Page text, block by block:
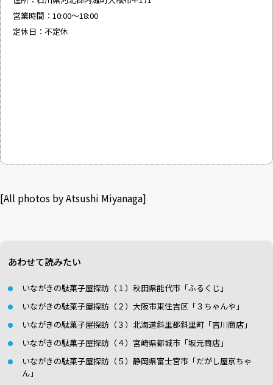
営業時間：10:00～18:00
定休日：不定休
[All photos by Atsushi Miyanaga]
あわせて読みたい
いながきの駄菓子屋探訪（１）秋田県能代市「ふるくじ」
いながきの駄菓子屋探訪（２）大阪市東住吉区「３ちゃんや」
いながきの駄菓子屋探訪（３）北海道斜里郡斜里町「吉川商店」
いながきの駄菓子屋探訪（４）宮崎県都城市「坂元商店」
いながきの駄菓子屋探訪（５）静岡県富士宮市「だがし屋京ちゃ
ん」